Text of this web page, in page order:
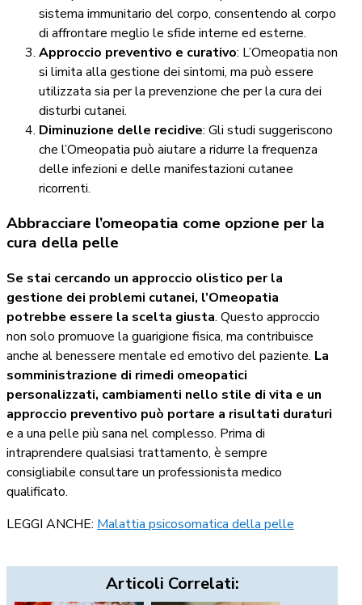
sistema immunitario del corpo, consentendo al corpo
di affrontare meglio le sfide interne ed esterne.
Approccio preventivo e curativo: L’Omeopatia non
si limita alla gestione dei sintomi, ma può essere
utilizzata sia per la prevenzione che per la cura dei
disturbi cutanei.
Diminuzione delle recidive: Gli studi suggeriscono
che l’Omeopatia può aiutare a ridurre la frequenza
delle infezioni e delle manifestazioni cutanee
ricorrenti.
Abbracciare l’omeopatia come opzione per la
cura della pelle
Se stai cercando un approccio olistico per la
gestione dei problemi cutanei, l’Omeopatia
potrebbe essere la scelta giusta. Questo approccio
non solo promuove la guarigione fisica, ma contribuisce
anche al benessere mentale ed emotivo del paziente. La
somministrazione di rimedi omeopatici
personalizzati, cambiamenti nello stile di vita e un
approccio preventivo può portare a risultati duraturi
e a una pelle più sana nel complesso. Prima di
intraprendere qualsiasi trattamento, è sempre
consigliabile consultare un professionista medico
qualificato.
LEGGI ANCHE: Malattia psicosomatica della pelle
Articoli Correlati: